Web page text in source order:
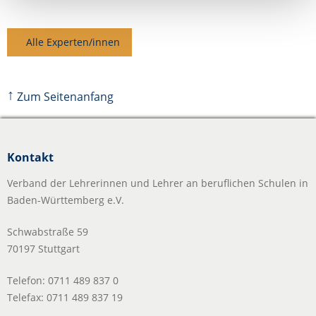
Alle Experten/innen
↑ Zum Seitenanfang
Kontakt
Verband der Lehrerinnen und Lehrer an beruflichen Schulen in
Baden-Württemberg e.V.
Schwabstraße 59
70197 Stuttgart
Telefon: 0711 489 837 0
Telefax: 0711 489 837 19